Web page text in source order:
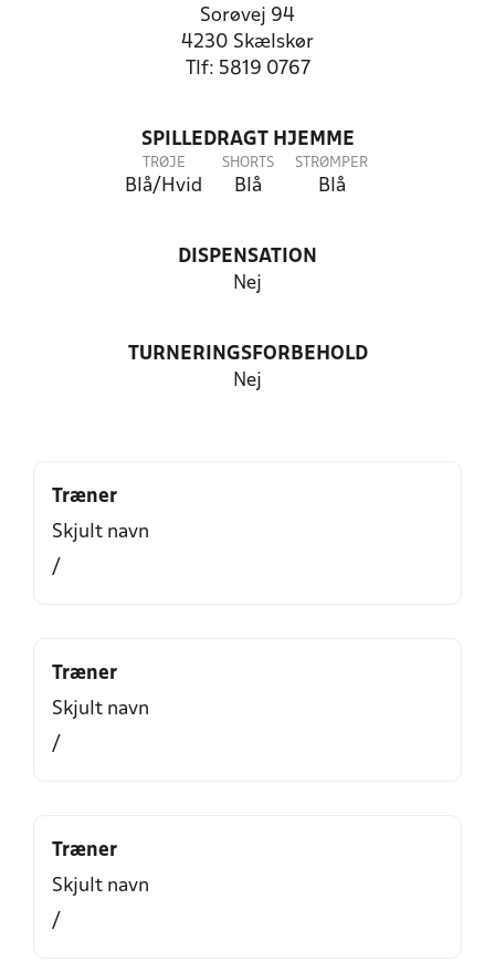
Sorøvej 94
4230 Skælskør
Tlf: 5819 0767
SPILLEDRAGT HJEMME
TRØJE
Blå/Hvid
SHORTS
Blå
STRØMPER
Blå
DISPENSATION
Nej
TURNERINGSFORBEHOLD
Nej
Træner
Skjult navn
/
Træner
Skjult navn
/
Træner
Skjult navn
/